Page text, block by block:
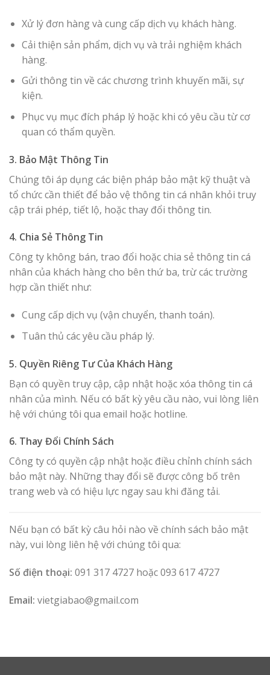
Xử lý đơn hàng và cung cấp dịch vụ khách hàng.
Cải thiện sản phẩm, dịch vụ và trải nghiệm khách
hàng.
Gửi thông tin về các chương trình khuyến mãi, sự
kiện.
Phục vụ mục đích pháp lý hoặc khi có yêu cầu từ cơ
quan có thẩm quyền.
3. Bảo Mật Thông Tin
Chúng tôi áp dụng các biện pháp bảo mật kỹ thuật và
tổ chức cần thiết để bảo vệ thông tin cá nhân khỏi truy
cập trái phép, tiết lộ, hoặc thay đổi thông tin.
4. Chia Sẻ Thông Tin
Công ty không bán, trao đổi hoặc chia sẻ thông tin cá
nhân của khách hàng cho bên thứ ba, trừ các trường
hợp cần thiết như:
Cung cấp dịch vụ (vận chuyển, thanh toán).
Tuân thủ các yêu cầu pháp lý.
5. Quyền Riêng Tư Của Khách Hàng
Bạn có quyền truy cập, cập nhật hoặc xóa thông tin cá
nhân của mình. Nếu có bất kỳ yêu cầu nào, vui lòng liên
hệ với chúng tôi qua email hoặc hotline.
6. Thay Đổi Chính Sách
Công ty có quyền cập nhật hoặc điều chỉnh chính sách
bảo mật này. Những thay đổi sẽ được công bố trên
trang web và có hiệu lực ngay sau khi đăng tải.
Nếu bạn có bất kỳ câu hỏi nào về chính sách bảo mật
này, vui lòng liên hệ với chúng tôi qua:
Số điện thoại: 091 317 4727 hoặc 093 617 4727
Email: vietgiabao@gmail.com